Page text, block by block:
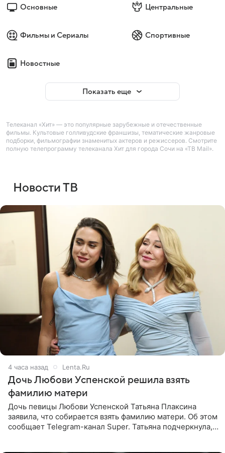
Основные Центральные
Фильмы и Сериалы Спортивные
Новостные
Показать еще
Телеканал «Хит» — это популярные зарубежные и отечественные
фильмы. Культовые голливудские франшизы, тематические жанровые
подборки, фильмографии знаменитых актеров и режиссеров. Смотрите
полную телепрограмму телеканала Хит для города Сочи на «ТВ Mail».
Новости ТВ
4 часа назад Lenta.Ru
Дочь Любови Успенской решила взять
фамилию матери
Дочь певицы Любови Успенской Татьяна Плаксина
заявила, что собирается взять фамилию матери. Об этом
сообщает Telegram-канал Super. Татьяна подчеркнула,